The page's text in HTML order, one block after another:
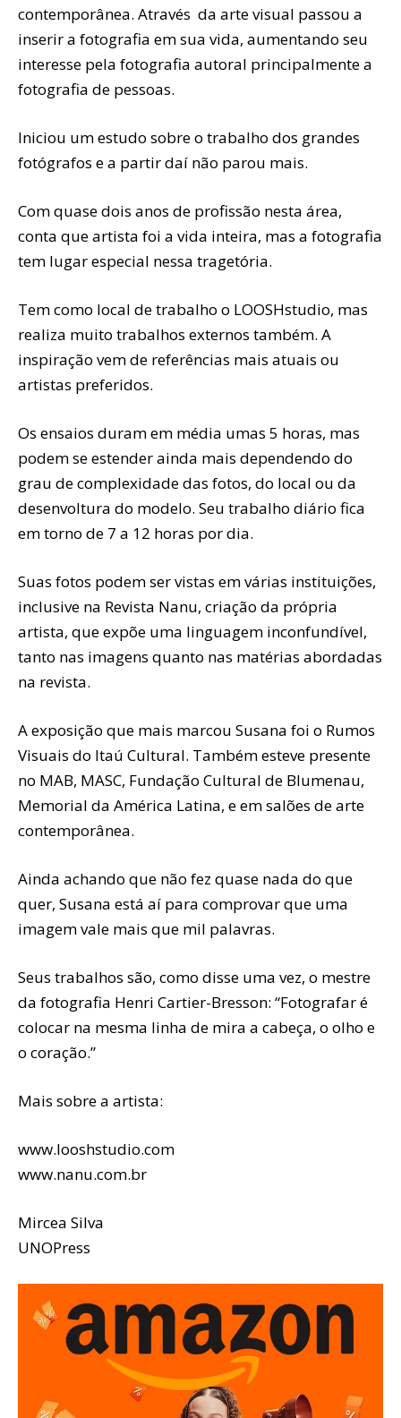
contemporânea. Através da arte visual passou a
inserir a fotografia em sua vida, aumentando seu
interesse pela fotografia autoral principalmente a
fotografia de pessoas.
Iniciou um estudo sobre o trabalho dos grandes
fotógrafos e a partir daí não parou mais.
Com quase dois anos de profissão nesta área,
conta que artista foi a vida inteira, mas a fotografia
tem lugar especial nessa tragetória.
Tem como local de trabalho o LOOSHstudio, mas
realiza muito trabalhos externos também. A
inspiração vem de referências mais atuais ou
artistas preferidos.
Os ensaios duram em média umas 5 horas, mas
podem se estender ainda mais dependendo do
grau de complexidade das fotos, do local ou da
desenvoltura do modelo. Seu trabalho diário fica
em torno de 7 a 12 horas por dia.
Suas fotos podem ser vistas em várias instituições,
inclusive na Revista Nanu, criação da própria
artista, que expõe uma linguagem inconfundível,
tanto nas imagens quanto nas matérias abordadas
na revista.
A exposição que mais marcou Susana foi o Rumos
Visuais do Itaú Cultural. Também esteve presente
no MAB, MASC, Fundação Cultural de Blumenau,
Memorial da América Latina, e em salões de arte
contemporânea.
Ainda achando que não fez quase nada do que
quer, Susana está aí para comprovar que uma
imagem vale mais que mil palavras.
Seus trabalhos são, como disse uma vez, o mestre
da fotografia Henri Cartier-Bresson: “Fotografar é
colocar na mesma linha de mira a cabeça, o olho e
o coração.”
Mais sobre a artista:
www.looshstudio.com
www.nanu.com.br
Mircea Silva
UNOPress